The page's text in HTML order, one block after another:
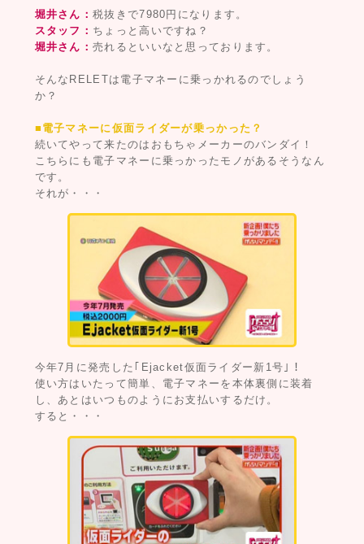
堀井さん：税抜きで7980円になります。
スタッフ： ちょっと高いですね？
堀井さん：売れるといいなと思っております。
そんなRELETは電子マネーに乗っかれるのでしょう
か？
■電子マネーに仮面ライダーが乗っかった？
続いてやって来たのはおもちゃメーカーのバンダイ！
こちらにも電子マネーに乗っかったモノがあるそうなん
です。
それが・・・
今年7月に発売した｢Ejacket仮面ライダー新1号｣！
使い方はいたって簡単、電子マネーを本体裏側に装着
し、あとはいつものようにお支払いするだけ。
すると・・・